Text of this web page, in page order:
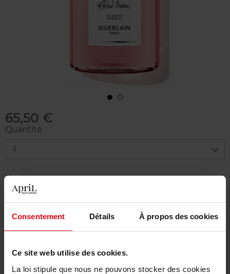
Consentement Détails À propos des cookies
Ce site web utilise des cookies.
La loi stipule que nous ne pouvons stocker des cookies
65,50 €
Quantité
1
Livraison
En stock
Ajouter au panier
Retour gratuit dans votre magasin